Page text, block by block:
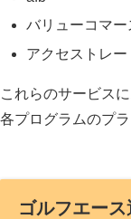
バリューコマー
アクセストレー
これらのサービス
各プログラムのプ
ゴルフエー